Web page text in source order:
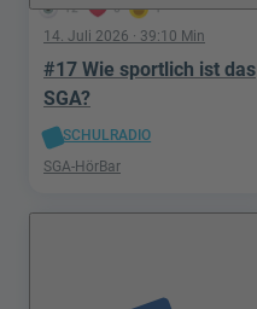
12 6 1
14. Juli 2026 · 39:10 Min
#17 Wie sportlich ist das
SGA?
SCHULRADIO
SGA-HörBar